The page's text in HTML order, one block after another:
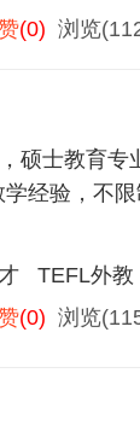
(0) 浏览
硕士教育专
经验，不
TEFL外教
(0) 浏览